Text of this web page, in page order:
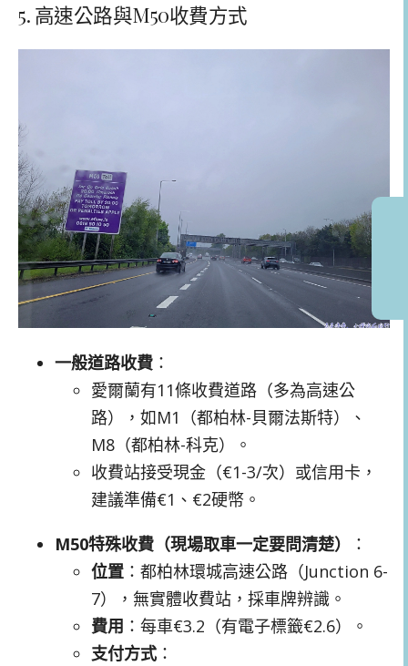
5. 高速公路與M50收費方式
一般道路收費 ：
愛爾蘭有11條收費道路（多為高速公
路），如M1（都柏林-貝爾法斯特）、
M8（都柏林-科克）。
收費站接受現金（€1-3/次）或信用卡，
建議準備€1、€2硬幣。
M50特殊收費（現場取車一定要問清楚）
：
位置 ：都柏林環城高速公路（Junction 6-
7），無實體收費站，採車牌辨識。
費用 ：每車€3.2（有電子標籤€2.6）。
支付方式：